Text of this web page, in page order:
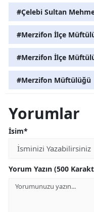
#Çelebi Sultan
#Merzifon İlçe
#Merzifon İlçe
#Merzifon Müftülüğü
Yorumlar
İsim*
Yorum Yazın (500